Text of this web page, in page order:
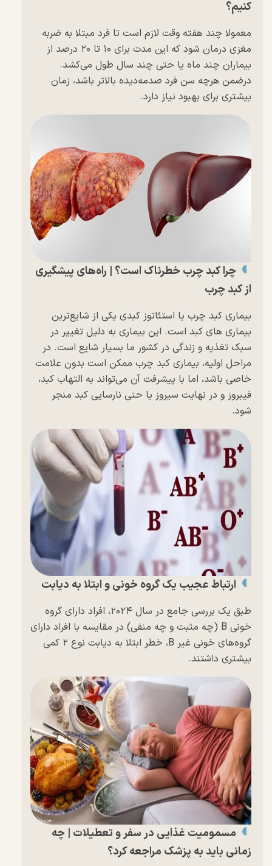
کنیم؟
معمولا چند هفته وقت لازم است تا فرد مبتلا به ضربه
مغزی درمان شود که این مدت برای ۱۰ تا ۲۰ درصد از
بیماران چند ماه یا حتی چند سال طول می‌کشد.
درضمن هرچه سن فرد صدمه‌دیده بالاتر باشد، زمان
بیشتری برای بهبود نیاز دارد.
چرا کبد چرب خطرناک است؟ | راه‌های پیشگیری
از کبد چرب
بیماری کبد چرب یا استئاتوز کبدی یکی از شایع‌ترین
بیماری های کبد است. این بیماری به دلیل تغییر در
سبک تغذیه و زندگی در کشور ما بسیار شایع است. در
مراحل اولیه، بیماری کبد چرب ممکن است بدون علامت
خاصی باشد، اما با پیشرفت آن می‌تواند به التهاب کبد،
فیبروز و در نهایت سیروز یا حتی نارسایی کبد منجر
شود.
ارتباط عجیب یک گروه خونی و ابتلا به دیابت
طبق یک بررسی جامع در سال ۲۰۲۴، افراد دارای گروه
خونی B (چه مثبت و چه منفی) در مقایسه با افراد دارای
گروه‌های خونی غیر B، خطر ابتلا به دیابت نوع ۲ کمی
بیشتری داشتند.
مسمومیت غذایی در سفر و تعطیلات | چه
زمانی باید به پزشک مراجعه کرد؟